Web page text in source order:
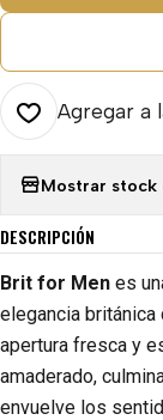
Agregar a
Mostrar stock
DESCRIPCIÓN
Brit for Men es
elegancia británica
apertura fresca y
amaderado,
envuelve los